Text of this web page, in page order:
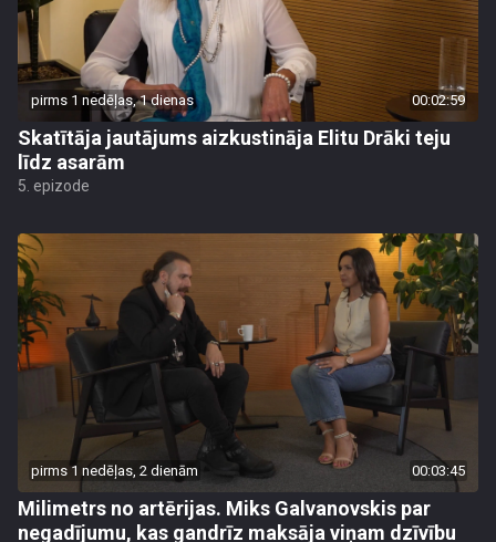
pirms 1 nedēļas, 1 dienas 00:02:59
Skatītāja jautājums aizkustināja Elitu Drāki teju
līdz asarām
5. epizode
pirms 1 nedēļas, 2 dienām 00:03:45
Milimetrs no artērijas. Miks Galvanovskis par
negadījumu, kas gandrīz maksāja viņam dzīvību